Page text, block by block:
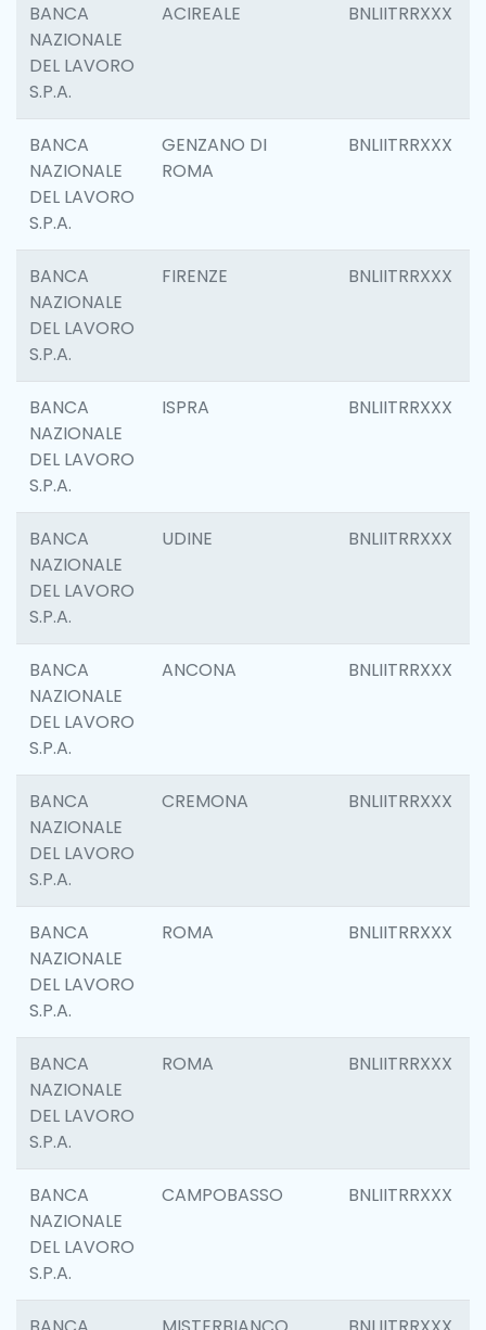
BANCA
NAZIONALE
DEL LAVORO
S.P.A.
ACIREALE BNLIITRRXXX
BANCA
NAZIONALE
DEL LAVORO
S.P.A.
GENZANO DI
ROMA
BNLIITRRXXX
BANCA
NAZIONALE
DEL LAVORO
S.P.A.
FIRENZE BNLIITRRXXX
BANCA
NAZIONALE
DEL LAVORO
S.P.A.
ISPRA BNLIITRRXXX
BANCA
NAZIONALE
DEL LAVORO
S.P.A.
UDINE BNLIITRRXXX
BANCA
NAZIONALE
DEL LAVORO
S.P.A.
ANCONA BNLIITRRXXX
BANCA
NAZIONALE
DEL LAVORO
S.P.A.
CREMONA BNLIITRRXXX
BANCA
NAZIONALE
DEL LAVORO
S.P.A.
ROMA BNLIITRRXXX
BANCA
NAZIONALE
DEL LAVORO
S.P.A.
ROMA BNLIITRRXXX
BANCA
NAZIONALE
DEL LAVORO
S.P.A.
CAMPOBASSO BNLIITRRXXX